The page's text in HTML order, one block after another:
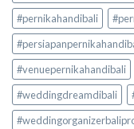
#pernikahandibali
#venuepernikahandibali
#weddingdreamdibali